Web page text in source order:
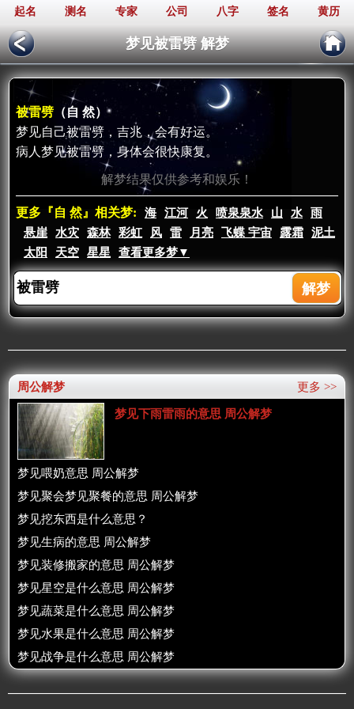
起名 测名 专家 公司 八字 签名 黄历
梦见被雷劈 解梦
被雷劈 （自 然）
梦见自己被雷劈，吉兆，会有好运。
病人梦见被雷劈，身体会很快康复。
解梦结果仅供参考和娱乐！
更多『自 然』相关梦: 海 江河 火 喷泉泉水 山 水
雨
悬崖
水灾 森林 彩虹 风 雷 月亮 飞蝶 宇宙 露霜
泥土
太阳
天空 星星 查看更多梦▼
更多 >>
周公解梦
梦见下雨雷雨的意思 周公解梦
梦见喂奶意思 周公解梦
梦见聚会梦见聚餐的意思 周公解梦
梦见挖东西是什么意思？
梦见生病的意思 周公解梦
梦见装修搬家的意思 周公解梦
梦见星空是什么意思 周公解梦
梦见蔬菜是什么意思 周公解梦
梦见水果是什么意思 周公解梦
梦见战争是什么意思 周公解梦